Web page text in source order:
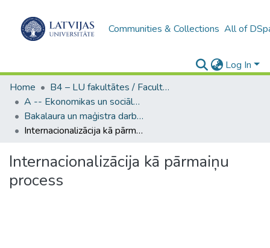
Communities & Collections All of
Log In
Home
B4 – LU fakultātes / Faculties of the UL
A -- Ekonomikas un sociālo zinātņu fakultāte / Faculty of Economics and Social Sciences
Bakalaura un maģistra darbi (ESZF) / Bachelor's and Master's theses
Internacionalizācija kā pārmaiņu process
Internacionalizācija kā pārmaiņu
process